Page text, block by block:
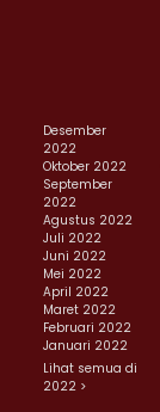
Desember
2022
Oktober 2022
September
2022
Agustus 2022
Juli 2022
Juni 2022
Mei 2022
April 2022
Maret 2022
Februari 2022
Januari 2022
Lihat semua di
2022 >